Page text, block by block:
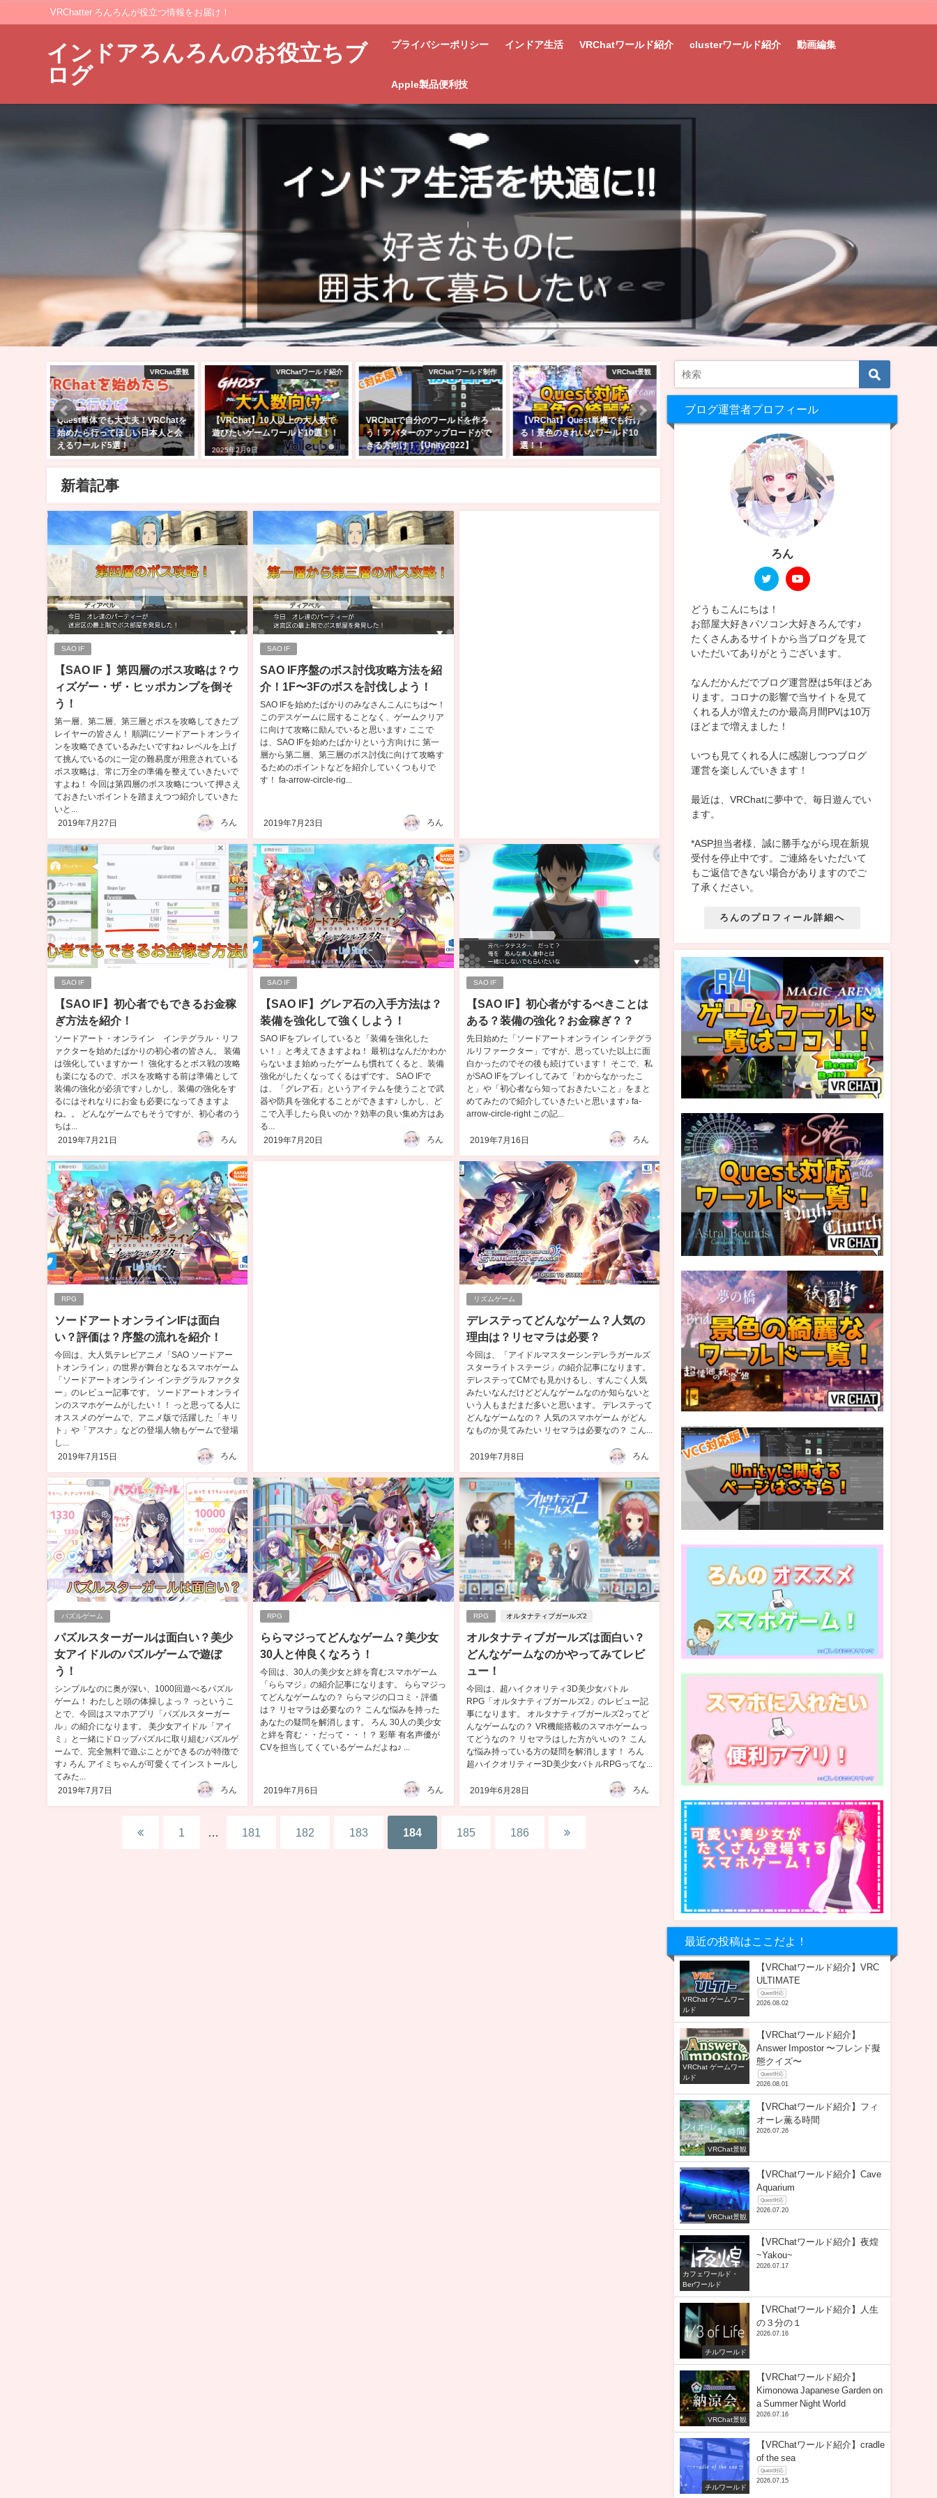
VRChatter ろんろんが役立つ情報をお届け！
インドアろんろんのお役立ちブ
ログ
プライバシーポリシー インドア生活 VRChatワールド紹介 clusterワールド紹介 動画編集
Apple製品便利技
VRChat景観
Quest単体でも大丈夫！VRChatを
始めたら行ってほしい日本人と会
えるワールド5選！
VRChatワールド紹介
【VRChat】10人以上の大人数で
遊びたいゲームワールド10選！！
2025年2月9日
VRChat ワールド制作
VRChatで自分のワールドを作ろ
う！アバターのアップロードがで
きる方向け！【Unity2022】
VRChat景観
【VRChat】Quest単機でも行け
る！景色のきれいなワールド10
選！！
PICO 4 Ultra購入した！スペック
は？バッテリー駆動時間は？
をアップロード！入れたア
2026年5月14日
新着記事
SAO IF
【SAO IF 】第四層のボス攻略は？ウ
ィズゲー・ザ・ヒッポカンプを倒そ
う！
第一層、第二層、第三層とボスを攻略してきたプ
レイヤーの皆さん！ 順調にソードアートオンライ
ンを攻略できているみたいですね♪ レベルを上げ
て挑んでいるのに一定の難易度が用意されている
ボス攻略は、常に万全の準備を整えていきたいで
すよね！ 今回は第四層のボス攻略について押さえ
ておきたいポイントを踏まえつつ紹介していきた
いと...
2019年7月27日
ろん
SAO IF
SAO IF序盤のボス討伐攻略方法を紹
介！1F〜3Fのボスを討伐しよう！
SAO IFを始めたばかりのみなさんこんにちは〜！
このデスゲームに屈することなく、ゲームクリア
に向けて攻略に励んでいると思います♪ ここで
は、SAO IFを始めたばかりという方向けに 第一
層から第二層、第三層のボス討伐に向けて攻略す
るためのポイントなどを紹介していくつもりで
す！ fa-arrow-circle-rig...
2019年7月23日 ろん
SAO IF
【SAO IF】初心者でもできるお金稼
ぎ方法を紹介！
ソードアート・オンライン インテグラル・リフ
ァクターを始めたばかりの初心者の皆さん。 装備
は強化していますかー！ 強化するとボス戦の攻略
も楽になるので、ボスを攻略する前は準備として
装備の強化が必須です♪ しかし、装備の強化をす
るにはそれなりにお金も必要になってきますよ
ね。。 どんなゲームでもそうですが、初心者のう
ちは...
2019年7月21日
ろん
SAO IF
【SAO IF】グレア石の入手方法は？
装備を強化して強くしよう！
SAO IFをプレイしていると「装備を強化した
い！」と考えてきますよね！ 最初はなんだかわか
らないまま始めったゲームも慣れてくると、装備
強化がしたくなってくるはずです。 SAO IFで
は、「グレア石」というアイテムを使うことで武
器や防具を強化することができます♪ しかし、ど
こで入手したら良いのか？効率の良い集め方はあ
る...
2019年7月20日
ろん
SAO IF
【SAO IF】初心者がするべきことは
ある？装備の強化？お金稼ぎ？？
先日始めた「ソードアートオンライン インテグラ
ルリファークター」ですが、思っていた以上に面
白かったのでその後も続けています！ そこで、私
がSAO IFをプレイしてみて「わからなかったこ
と」や「初心者なら知っておきたいこと」をまと
めてみたので紹介していきたいと思います♪ fa-
arrow-circle-right この記...
2019年7月16日 ろん
RPG
ソードアートオンラインIFは面白
い？評価は？序盤の流れを紹介！
今回は、大人気テレビアニメ「SAO ソードアー
トオンライン」の世界が舞台となるスマホゲーム
「ソードアートオンライン インテグラルファクタ
ー」のレビュー記事です。 ソードアートオンライ
ンのスマホゲームがしたい！！ っと思ってる人に
オススメのゲームで、アニメ版で活躍した「キリ
ト」や「アスナ」などの登場人物もゲームで登場
し...
2019年7月15日
ろん
リズムゲーム
デレステってどんなゲーム？人気の
理由は？リセマラは必要？
今回は、「アイドルマスターシンデレラガールズ
スターライトステージ」の紹介記事になります。
デレステってCMでも見かけるし、すんごく人気
みたいなんだけどどんなゲームなのか知らないと
いう人もまだまだ多いと思います。 デレステって
どんなゲームなの？ 人気のスマホゲーム がどん
なものか見てみたい リセマラは必要なの？ こん...
2019年7月8日 ろん
パズルゲーム
パズルスターガールは面白い？美少
女アイドルのパズルゲームで遊ぼ
う！
シンプルなのに奥が深い、1000回遊べるパズル
ゲーム！ わたしと頭の体操しよっ？ っというこ
とで、今回はスマホアプリ「パズルスターガー
ル」の紹介になります。 美少女アイドル「アイ
ミ」と一緒にドロップパズルに取り組むパズルゲ
ームで、完全無料で遊ぶことができるのが特徴で
す♪ ろん アイミちゃんが可愛くてインストールし
てみた...
2019年7月7日
ろん
RPG
ららマジってどんなゲーム？美少女
30人と仲良くなろう！
今回は、30人の美少女と絆を育むスマホゲーム
「ららマジ」の紹介記事になります。 ららマジっ
てどんなゲームなの？ ららマジの口コミ・評価
は？ リセマラは必要なの？ こんな悩みを持った
あなたの疑問を解消します。 ろん 30人の美少女
と絆を育む・・だって・・！？ 彩華 有名声優が
CVを担当してくているゲームだよね♪ ...
2019年7月6日 ろん
RPG オルタナティブガールズ2
オルタナティブガールズは面白い？
どんなゲームなのかやってみてレビ
ュー！
今回は、超ハイクオリティ3D美少女バトル
RPG「オルタナティブガールズ2」のレビュー記
事になります。 オルタナティブガールズ2ってど
んなゲームなの？ VR機能搭載のスマホゲームっ
てどうなの？ リセマラはした方がいいの？ こん
な悩み持っている方の疑問を解消します！ ろん
超ハイクオリティー3D美少女バトルRPGってな...
2019年6月28日 ろん
1 181 182 183 184 185 186
ブログ運営者プロフィール
ろん
どうもこんにちは！
お部屋大好きパソコン大好きろんです♪
たくさんあるサイトから当ブログを見て
いただいてありがとうございます。
なんだかんだでブログ運営歴は5年ほどあ
ります。コロナの影響で当サイトを見て
くれる人が増えたのか最高月間PVは10万
ほどまで増えました！
いつも見てくれる人に感謝しつつブログ
運営を楽しんでいきます！
最近は、VRChatに夢中で、毎日遊んでい
ます。
*ASP担当者様、誠に勝手ながら現在新規
受付を停止中です。ご連絡をいただいて
もご返信できない場合がありますのでご
了承ください。
ろんのプロフィール詳細へ
最近の投稿はここだよ！
VRChat ゲームワー
ルド
【VRChatワールド紹介】VRC
ULTIMATE
Quest対応
2026.08.02
VRChat ゲームワー
ルド
【VRChatワールド紹介】
Answer Impostor 〜フレンド擬
態クイズ〜
Quest対応
2026.08.01
VRChat景観
【VRChatワールド紹介】フィ
オーレ薫る時間
2026.07.26
VRChat景観
【VRChatワールド紹介】Cave
Aquarium
Quest対応
2026.07.20
カフェワールド・
Berワールド
【VRChatワールド紹介】夜煌
~Yakou~
2026.07.17
チルワールド
【VRChatワールド紹介】人生
の３分の１
2026.07.16
VRChat景観
【VRChatワールド紹介】
Kimonowa Japanese Garden on
a Summer Night World
2026.07.16
チルワールド
【VRChatワールド紹介】cradle
of the sea
Quest対応
2026.07.15